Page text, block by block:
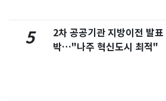
5
2차 공공기관 지방이전 발표
박…"나주 혁신도시 최적"